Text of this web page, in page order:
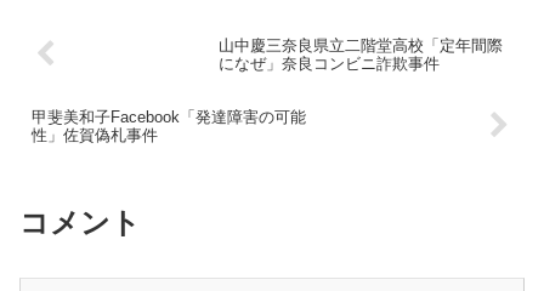
山中慶三奈良県立二階堂高校「定年間際
になぜ」奈良コンビニ詐欺事件
甲斐美和子Facebook「発達障害の可能
性」佐賀偽札事件
コメント